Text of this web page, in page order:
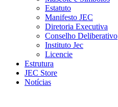
Estatuto
Manifesto JEC
Diretoria Executiva
Conselho Deliberativo
Instituto Jec
Licencie
Estrutura
JEC Store
Notícias